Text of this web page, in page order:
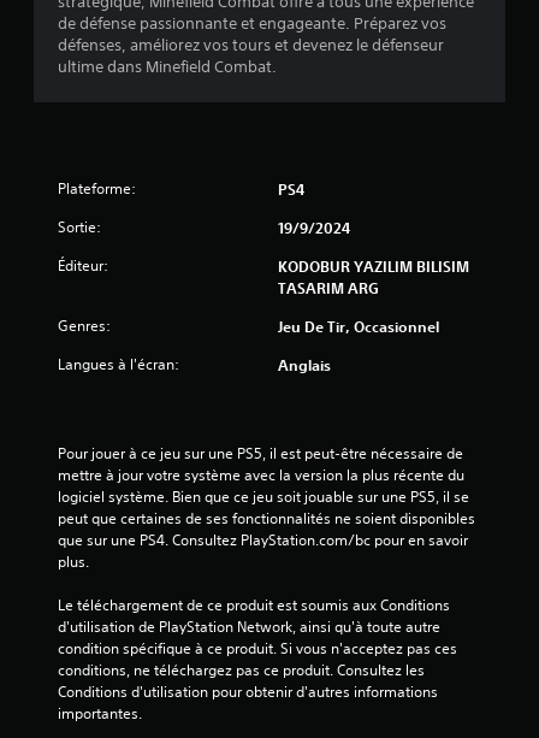
2
v
de défense passionnante et engageante. Préparez vos
défenses, améliorez vos tours et devenez le défenseur
ultime dans Minefield Combat.
Plateforme: PS4
Sortie: 19/9/2024
Éditeur:
KODOBUR YAZILIM BILISIM
TASARIM ARG
Genres: Jeu De Tir, Occasionnel
Langues à l'écran: Anglais
Pour jouer à ce jeu sur une PS5, il est peut-être nécessaire de
mettre à jour votre système avec la version la plus récente du
logiciel système. Bien que ce jeu soit jouable sur une PS5, il se
peut que certaines de ses fonctionnalités ne soient disponibles
que sur une PS4. Consultez PlayStation.com/bc pour en savoir
plus.
Le téléchargement de ce produit est soumis aux Conditions
d'utilisation de PlayStation Network, ainsi qu'à toute autre
condition spécifique à ce produit. Si vous n'acceptez pas ces
conditions, ne téléchargez pas ce produit. Consultez les
Conditions d'utilisation pour obtenir d'autres informations
importantes.